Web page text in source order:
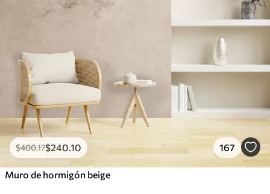
$400.17$240.10 167
Muro de hormigón beige